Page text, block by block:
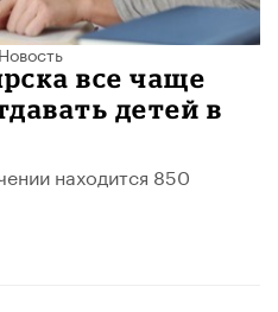
все чаще
детей в
находится 850